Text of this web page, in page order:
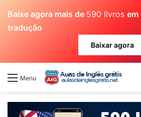
Baixe agora mais de 590 livros em
tradução
Baixar agora
Menu